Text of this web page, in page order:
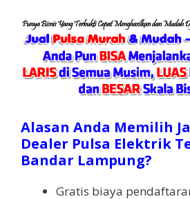
Alasan Anda Memilih
Dealer Pulsa Elektrik
Bandar Lampung?
Gratis biaya